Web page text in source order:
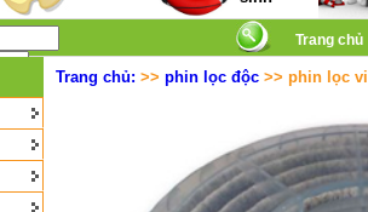
Trang chủ
Trang chủ: >> phin lọc độc >> phin lọc